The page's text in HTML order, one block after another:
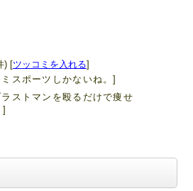
) [ツッコミを入れる]
スポーツしかないね。]
ストマンを殴るだけで痩せ
]